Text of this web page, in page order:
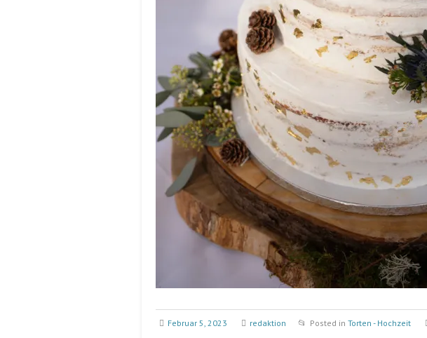
Februar 5, 2023 redaktion Posted inTorten - Hochzeit